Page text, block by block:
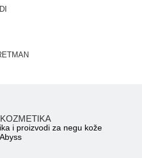
i proizvodi za negu kože
Abyss